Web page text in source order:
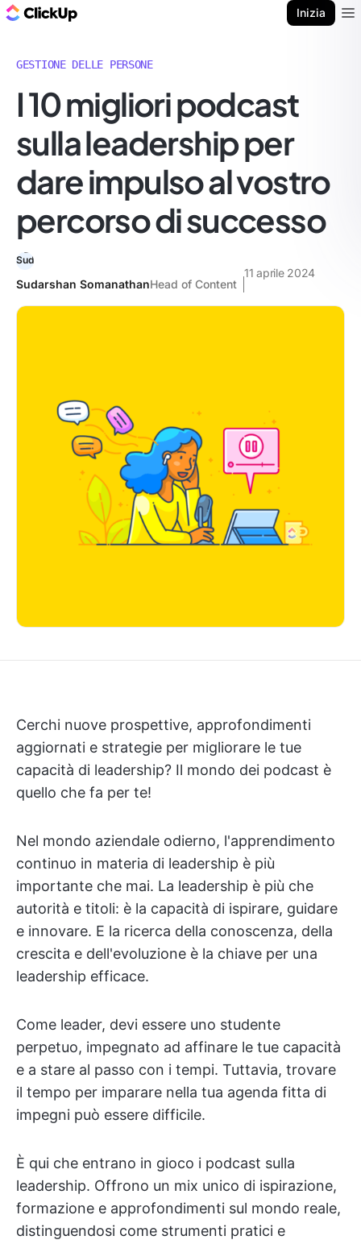
Inizia
GESTIONE DELLE PERSONE
I 10 migliori podcast
sulla leadership per
dare impulso al vostro
percorso di successo
Sudarshan SomanathanHead of Content
11 aprile 2024
Cerchi nuove prospettive, approfondimenti
aggiornati e strategie per migliorare le tue
capacità di leadership? Il mondo dei podcast è
quello che fa per te!
Nel mondo aziendale odierno, l'apprendimento
continuo in materia di leadership è più
importante che mai. La leadership è più che
autorità e titoli: è la capacità di ispirare, guidare
e innovare. E la ricerca della conoscenza, della
crescita e dell'evoluzione è la chiave per una
leadership efficace.
Come leader, devi essere uno studente
perpetuo, impegnato ad affinare le tue capacità
e a stare al passo con i tempi. Tuttavia, trovare
il tempo per imparare nella tua agenda fitta di
impegni può essere difficile.
È qui che entrano in gioco i podcast sulla
leadership. Offrono un mix unico di ispirazione,
formazione e approfondimenti sul mondo reale,
distinguendosi come strumenti pratici e